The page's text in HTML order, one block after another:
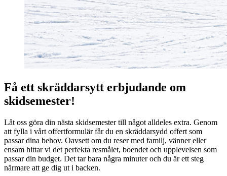
Få ett skräddarsytt erbjudande om
skidsemester!
Låt oss göra din nästa skidsemester till något alldeles extra. Genom
att fylla i vårt offertformulär får du en skräddarsydd offert som
passar dina behov. Oavsett om du reser med familj, vänner eller
ensam hittar vi det perfekta resmålet, boendet och upplevelsen som
passar din budget. Det tar bara några minuter och du är ett steg
närmare att ge dig ut i backen.